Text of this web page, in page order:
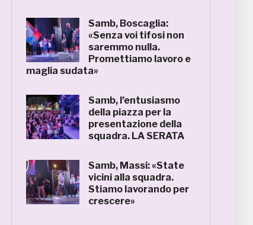
Samb, Boscaglia:
«Senza voi tifosi non
saremmo nulla.
Promettiamo lavoro e
maglia sudata»
Samb, l’entusiasmo
della piazza per la
presentazione della
squadra. LA SERATA
Samb, Massi: «State
vicini alla squadra.
Stiamo lavorando per
crescere»